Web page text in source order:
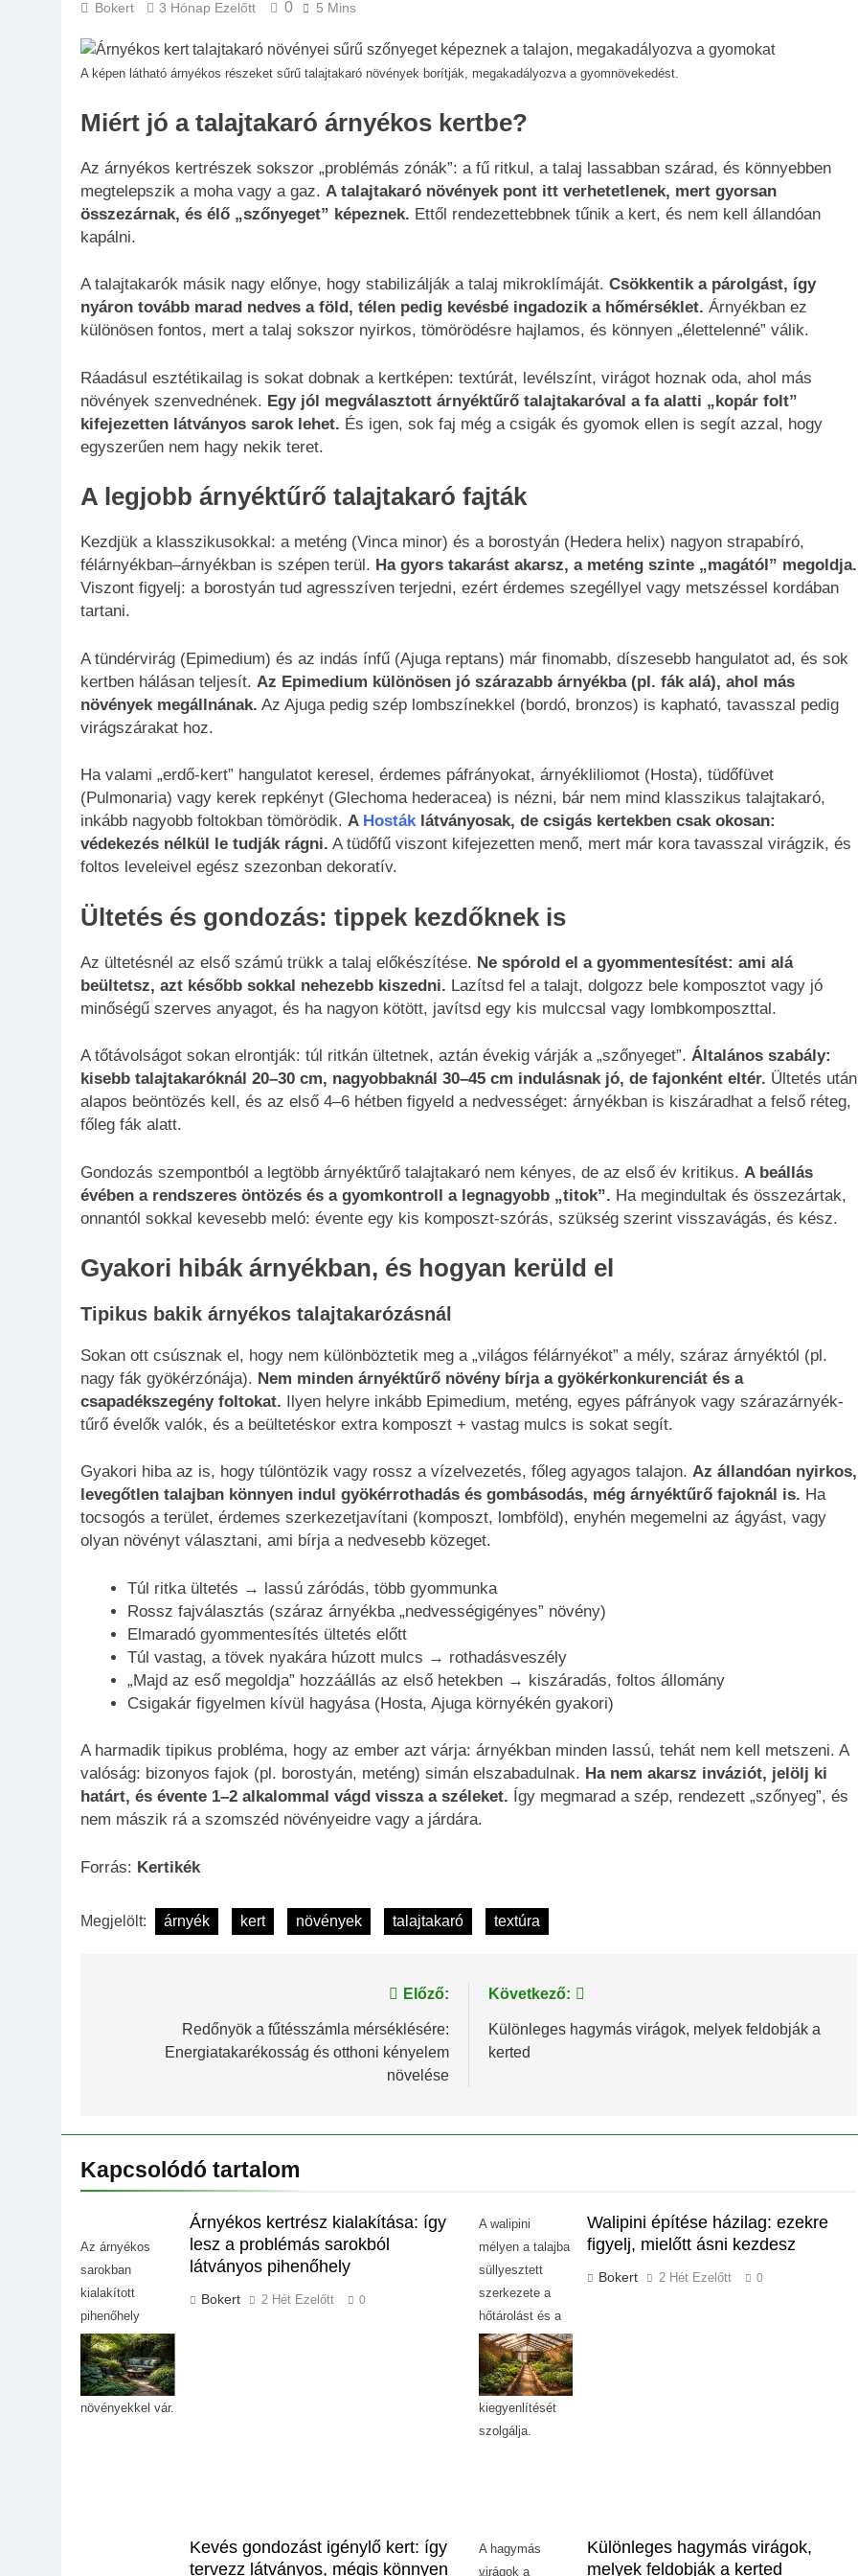
Bokert 3 Hónap Ezelőtt 0 5 Mins
A képen látható árnyékos részeket sűrű talajtakaró növények borítják, megakadályozva a gyomnövekedést.
Miért jó a talajtakaró árnyékos kertbe?
Az árnyékos kertrészek sokszor „problémás zónák”: a fű ritkul, a talaj lassabban szárad, és könnyebben
megtelepszik a moha vagy a gaz. A talajtakaró növények pont itt verhetetlenek, mert gyorsan
összezárnak, és élő „szőnyeget” képeznek. Ettől rendezettebbnek tűnik a kert, és nem kell állandóan
kapálni.
A talajtakarók másik nagy előnye, hogy stabilizálják a talaj mikroklímáját. Csökkentik a párolgást, így
nyáron tovább marad nedves a föld, télen pedig kevésbé ingadozik a hőmérséklet. Árnyékban ez
különösen fontos, mert a talaj sokszor nyirkos, tömörödésre hajlamos, és könnyen „élettelenné” válik.
Ráadásul esztétikailag is sokat dobnak a kertképen: textúrát, levélszínt, virágot hoznak oda, ahol más
növények szenvednének. Egy jól megválasztott árnyéktűrő talajtakaróval a fa alatti „kopár folt”
kifejezetten látványos sarok lehet. És igen, sok faj még a csigák és gyomok ellen is segít azzal, hogy
egyszerűen nem hagy nekik teret.
A legjobb árnyéktűrő talajtakaró fajták
Kezdjük a klasszikusokkal: a meténg (Vinca minor) és a borostyán (Hedera helix) nagyon strapabíró,
félárnyékban–árnyékban is szépen terül. Ha gyors takarást akarsz, a meténg szinte „magától” megoldja.
Viszont figyelj: a borostyán tud agresszíven terjedni, ezért érdemes szegéllyel vagy metszéssel kordában
tartani.
A tündérvirág (Epimedium) és az indás ínfű (Ajuga reptans) már finomabb, díszesebb hangulatot ad, és sok
kertben hálásan teljesít. Az Epimedium különösen jó szárazabb árnyékba (pl. fák alá), ahol más
növények megállnának. Az Ajuga pedig szép lombszínekkel (bordó, bronzos) is kapható, tavasszal pedig
virágszárakat hoz.
Ha valami „erdő-kert” hangulatot keresel, érdemes páfrányokat, árnyékliliomot (Hosta), tüdőfüvet
(Pulmonaria) vagy kerek repkényt (Glechoma hederacea) is nézni, bár nem mind klasszikus talajtakaró,
inkább nagyobb foltokban tömörödik. A Hostáklátványosak, de csigás kertekben csak okosan:
védekezés nélkül le tudják rágni. A tüdőfű viszont kifejezetten menő, mert már kora tavasszal virágzik, és
foltos leveleivel egész szezonban dekoratív.
Ültetés és gondozás: tippek kezdőknek is
Az ültetésnél az első számú trükk a talaj előkészítése. Ne spórold el a gyommentesítést: ami alá
beültetsz, azt később sokkal nehezebb kiszedni. Lazítsd fel a talajt, dolgozz bele komposztot vagy jó
minőségű szerves anyagot, és ha nagyon kötött, javítsd egy kis mulccsal vagy lombkomposzttal.
A tőtávolságot sokan elrontják: túl ritkán ültetnek, aztán évekig várják a „szőnyeget”. Általános szabály:
kisebb talajtakaróknál 20–30 cm, nagyobbaknál 30–45 cm indulásnak jó, de fajonként eltér. Ültetés után
alapos beöntözés kell, és az első 4–6 hétben figyeld a nedvességet: árnyékban is kiszáradhat a felső réteg,
főleg fák alatt.
Gondozás szempontból a legtöbb árnyéktűrő talajtakaró nem kényes, de az első év kritikus. A beállás
évében a rendszeres öntözés és a gyomkontroll a legnagyobb „titok”. Ha megindultak és összezártak,
onnantól sokkal kevesebb meló: évente egy kis komposzt-szórás, szükség szerint visszavágás, és kész.
Gyakori hibák árnyékban, és hogyan kerüld el
Tipikus bakik árnyékos talajtakarózásnál
Sokan ott csúsznak el, hogy nem különböztetik meg a „világos félárnyékot” a mély, száraz árnyéktól (pl.
nagy fák gyökérzónája). Nem minden árnyéktűrő növény bírja a gyökérkonkurenciát és a
csapadékszegény foltokat. Ilyen helyre inkább Epimedium, meténg, egyes páfrányok vagy szárazárnyék-
tűrő évelők valók, és a beültetéskor extra komposzt + vastag mulcs is sokat segít.
Gyakori hiba az is, hogy túlöntözik vagy rossz a vízelvezetés, főleg agyagos talajon. Az állandóan nyirkos,
levegőtlen talajban könnyen indul gyökérrothadás és gombásodás, még árnyéktűrő fajoknál is. Ha
tocsogós a terület, érdemes szerkezetjavítani (komposzt, lombföld), enyhén megemelni az ágyást, vagy
olyan növényt választani, ami bírja a nedvesebb közeget.
Túl ritka ültetés → lassú záródás, több gyommunka
Rossz fajválasztás (száraz árnyékba „nedvességigényes” növény)
Elmaradó gyommentesítés ültetés előtt
Túl vastag, a tövek nyakára húzott mulcs → rothadásveszély
„Majd az eső megoldja” hozzáállás az első hetekben → kiszáradás, foltos állomány
Csigakár figyelmen kívül hagyása (Hosta, Ajuga környékén gyakori)
A harmadik tipikus probléma, hogy az ember azt várja: árnyékban minden lassú, tehát nem kell metszeni. A
valóság: bizonyos fajok (pl. borostyán, meténg) simán elszabadulnak. Ha nem akarsz inváziót, jelölj ki
határt, és évente 1–2 alkalommal vágd vissza a széleket. Így megmarad a szép, rendezett „szőnyeg”, és
nem mászik rá a szomszéd növényeidre vagy a járdára.
Forrás: Kertikék
Megjelölt: árnyék kert növények talajtakaró textúra
navigáció
Előző:
Redőnyök a fűtésszámla mérséklésére:
Energiatakarékosság és otthoni kényelem
növelése
Következő:
Különleges hagymás virágok, melyek feldobják a
kerted
Kapcsolódó tartalom
Az árnyékos
sarokban
kialakított
pihenőhely
kényelmes
ülőalkalmatosságokkal
és zöld
növényekkel vár.
Árnyékos kertrész kialakítása: így
lesz a problémás sarokból
látványos pihenőhely
Bokert 2 Hét Ezelőtt 0
A walipini
mélyen a talajba
süllyesztett
szerkezete a
hőtárolást és a
külső
hőmérséklet-
ingadozás
kiegyenlítését
szolgálja.
Walipini építése házilag: ezekre
figyelj, mielőtt ásni kezdesz
Bokert 2 Hét Ezelőtt 0
Kevés gondozást igénylő kert: így
tervezz látványos, mégis könnyen
A hagymás
virágok a
Különleges hagymás virágok,
melyek feldobják a kerted